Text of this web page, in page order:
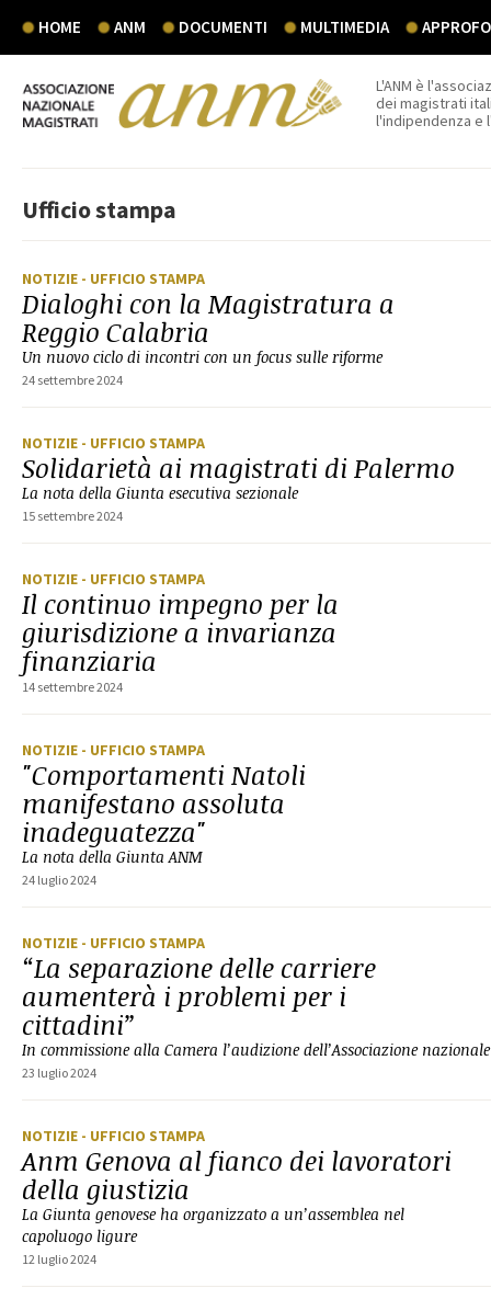
HOME ANM DOCUMENTI MULTIMEDIA
L'ANM è
dei magistrati
l'indipendenza e
Ufficio stampa
NOTIZIE - UFFICIO STAMPA
Dialoghi con la Magistratura a
Reggio Calabria
Un nuovo ciclo di incontri con un focus sulle riforme
24 settembre 2024
NOTIZIE - UFFICIO STAMPA
Solidarietà ai magistrati di Palermo
La nota della Giunta esecutiva sezionale
15 settembre 2024
NOTIZIE - UFFICIO STAMPA
Il continuo impegno per la
giurisdizione a invarianza
finanziaria
14 settembre 2024
NOTIZIE - UFFICIO STAMPA
"Comportamenti Natoli
manifestano assoluta
inadeguatezza"
La nota della Giunta ANM
24 luglio 2024
NOTIZIE - UFFICIO STAMPA
“La separazione delle carriere
aumenterà i problemi per i
cittadini”
In commissione alla Camera l’audizione dell’Associazione
23 luglio 2024
NOTIZIE - UFFICIO STAMPA
Anm Genova al fianco dei lavoratori
della giustizia
La Giunta genovese ha organizzato a un’assemblea nel
capoluogo ligure
12 luglio 2024